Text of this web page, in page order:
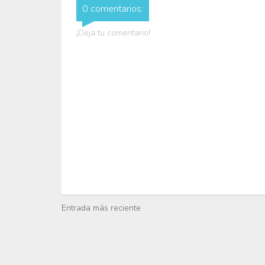
0 comentarios:
¡Deja tu comentario!
Entrada más reciente